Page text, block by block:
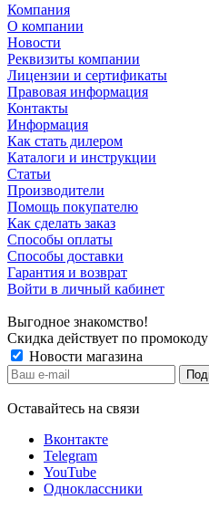
Компания
О компании
Новости
Реквизиты компании
Лицензии и сертификаты
Правовая информация
Контакты
Информация
Как стать дилером
Каталоги и инструкции
Статьи
Производители
Помощь покупателю
Как сделать заказ
Способы оплаты
Способы доставки
Гарантия и возврат
Войти в личный кабинет
Выгодное знакомство!
Скидка действует по промокоду
Новости магазина
Оставайтесь на связи
Вконтакте
Telegram
YouTube
Одноклассники